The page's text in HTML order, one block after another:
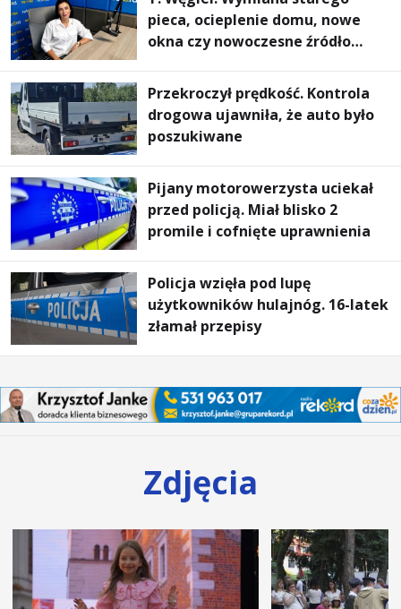
pieca, ocieplenie domu, nowe
okna czy nowoczesne źródło
rachunki za energię, lepszy
komfort życia i... czystsze
powietrze
Przekroczył prędkość. Kontrola
drogowa ujawniła, że auto było
poszukiwane
Pijany motorowerzysta uciekał
przed policją. Miał blisko 2
promile i cofnięte uprawnienia
Policja wzięła pod lupę
użytkowników hulajnóg. 16-latek
złamał przepisy
Zdjęcia